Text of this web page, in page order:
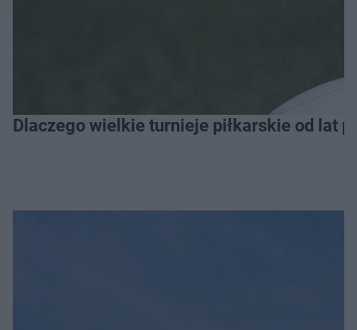
Dlaczego wielkie turnieje piłkarskie od lat